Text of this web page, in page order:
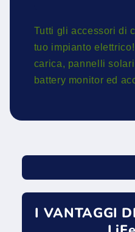
Tutti gli accessori di
tuo impianto
carica, pannelli
battery monitor ed
I VANTAGGI